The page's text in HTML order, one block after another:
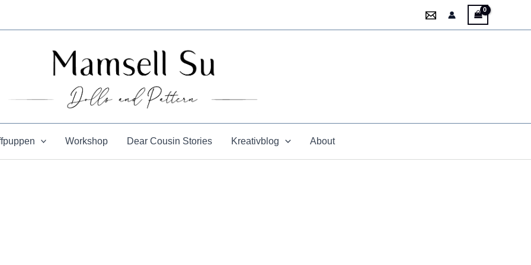
Workshop Dear Cousin Stories Kreativblog About